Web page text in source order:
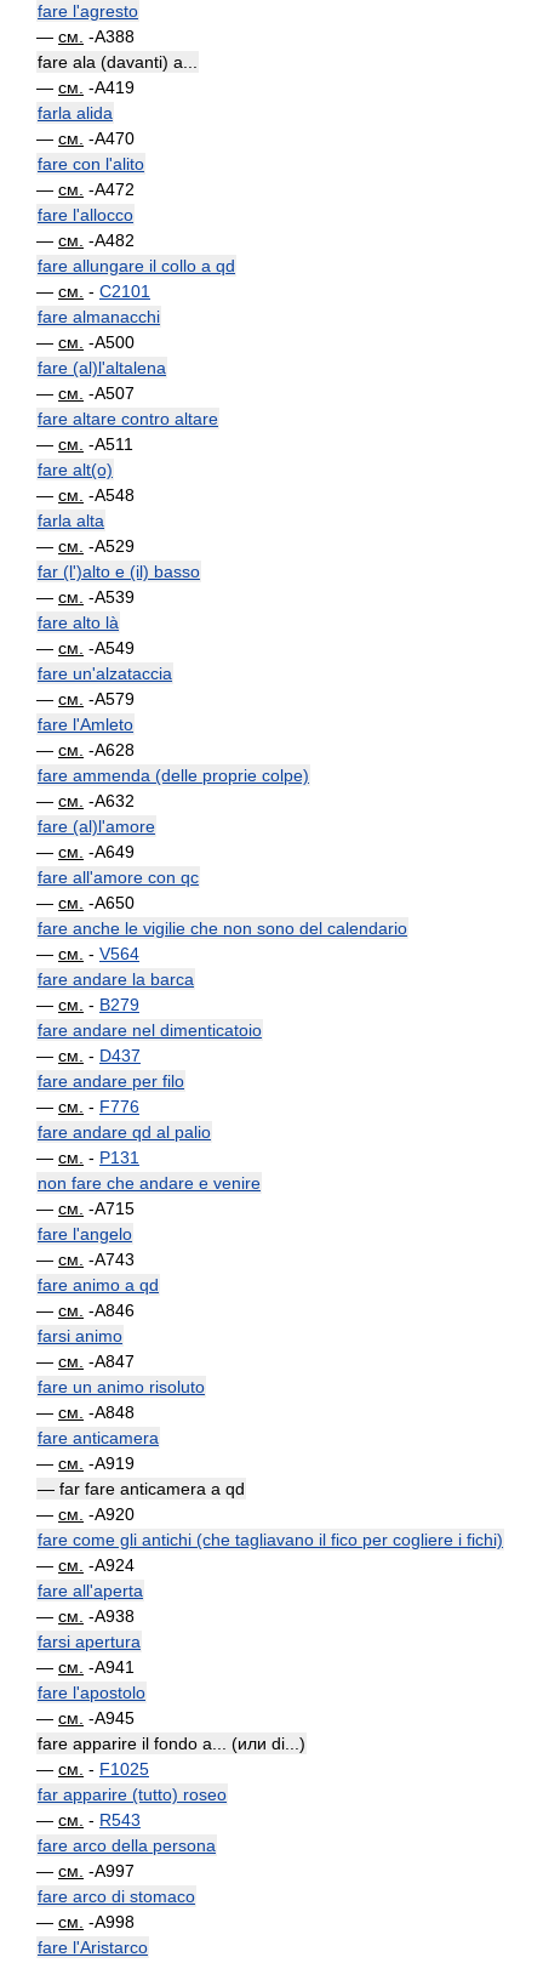
fare l'agresto
— см. -A388
fare ala (davanti) a...
— см. -A419
farla alida
— см. -A470
fare con l'alito
— см. -A472
fare l'allocco
— см. -A482
fare allungare il collo a qd
— см. - C2101
fare almanacchi
— см. -A500
fare (al)l'altalena
— см. -A507
fare altare contro altare
— см. -A511
fare alt(o)
— см. -A548
farla alta
— см. -A529
far (l')alto e (il) basso
— см. -A539
fare alto là
— см. -A549
fare un'alzataccia
— см. -A579
fare l'Amleto
— см. -A628
fare ammenda (delle proprie colpe)
— см. -A632
fare (al)l'amore
— см. -A649
fare all'amore con qc
— см. -A650
fare anche le vigilie che non sono del calendario
— см. - V564
fare andare la barca
— см. - B279
fare andare nel dimenticatoio
— см. - D437
fare andare per filo
— см. - F776
fare andare qd al palio
— см. - P131
non fare che andare e venire
— см. -A715
fare l'angelo
— см. -A743
fare animo a qd
— см. -A846
farsi animo
— см. -A847
fare un animo risoluto
— см. -A848
fare anticamera
— см. -A919
— far fare anticamera a qd
— см. -A920
fare come gli antichi (che tagliavano il fico per cogliere i fichi)
— см. -A924
fare all'aperta
— см. -A938
farsi apertura
— см. -A941
fare l'apostolo
— см. -A945
fare apparire il fondo a... (или di...)
— см. - F1025
far apparire (tutto) roseo
— см. - R543
fare arco della persona
— см. -A997
fare arco di stomaco
— см. -A998
fare l'Aristarco